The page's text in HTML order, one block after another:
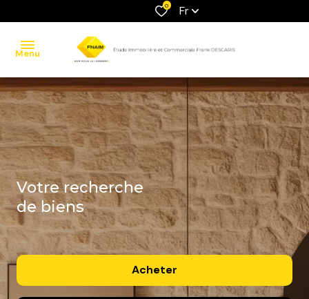
0 Fr
Menu
accueil
ventes
locations
estimation
contact
votre recherche
de biens
Acheter